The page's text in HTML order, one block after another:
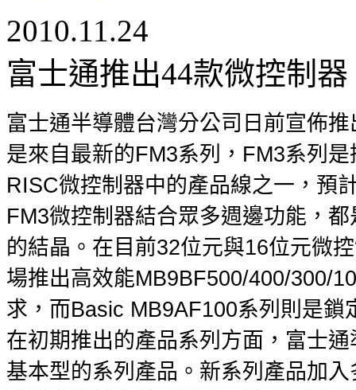
2010.11.24
富士通推出44款微控制器
富士通半導體台灣分公司日前宣佈
是來自最新的FM3系列，FM3系列
RISC微控制器中的產品線之一，預
FM3微控制器結合眾多週邊功能，
的結晶。在目前32位元與16位元微
場推出高效能MB9BF500/400/300/
求，而Basic MB9AF100系列則是
在初期推出的產品系列方面，富士
基本型的系列產品。新系列產品加